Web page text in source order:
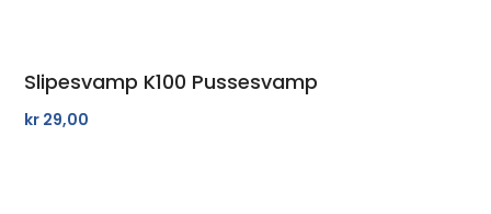
Slipesvamp K100 Pussesvamp
kr 29,00